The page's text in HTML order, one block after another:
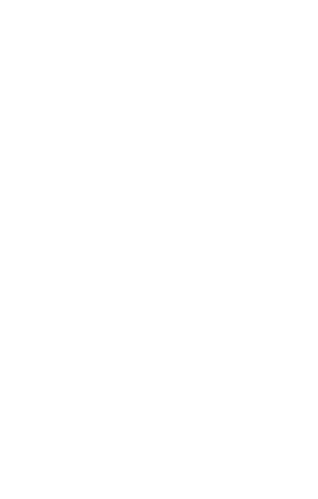
je její srdeční
člověk a velký profesionál. Zkrátka SUPER!